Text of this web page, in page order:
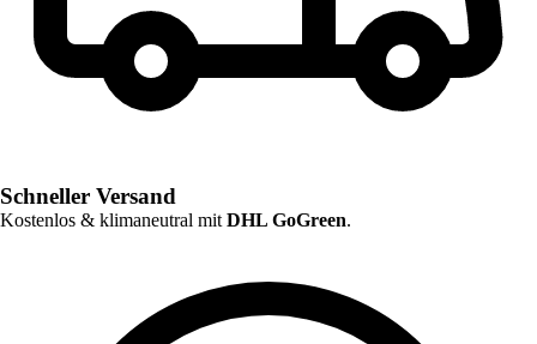
Schneller Versand
Kostenlos & klimaneutral mit DHL GoGreen.